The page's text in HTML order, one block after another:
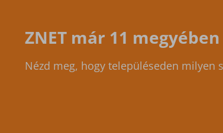
ZNET már 11 megyében
Nézd meg, hogy településeden milyen